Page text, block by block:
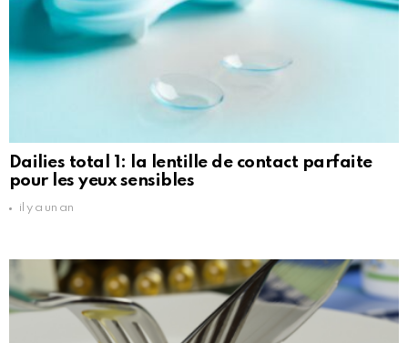
Dailies total 1: la lentille de contact parfaite
pour les yeux sensibles
il y a un an